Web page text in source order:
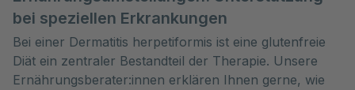
bei speziellen Erkrankungen
Bei einer Dermatitis herpetiformis ist eine glutenfreie
Diät ein zentraler Bestandteil der Therapie. Unsere
Ernährungsberater:innen erklären Ihnen gerne, wie